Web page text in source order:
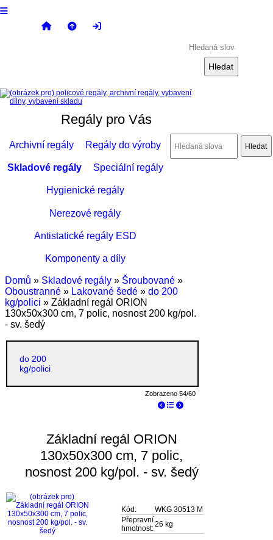
Regály pro Vás
Archivní regály Regály do výroby
Skladové regály Speciální regály
Hygienické regály
Nerezové regály
Antistatické regály ESD
Komponenty a díly
Domů » Skladové regály » Šroubované »
Oboustranné » Lakované šedé » do 200
kg/polici » Základní regál ORION
130x50x300 cm, 7 polic, nosnost 200 kg/pol.
- sv. šedý
do 200
kg/polici
Zobrazeno 54/60
Základní regál ORION
130x50x300 cm, 7 polic,
nosnost 200 kg/pol. - sv. šedý
Kód:
WKG 30513 M
Přepravní
hmotnost:26 kg